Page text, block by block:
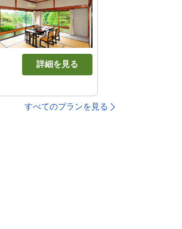
詳細を見る
すべてのプランを見る